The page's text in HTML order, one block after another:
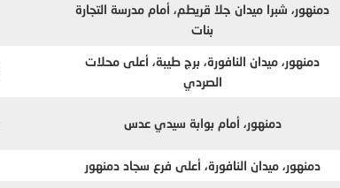
دمنهور، شبرا ميدان جلا قريطم، أمام مدرسة التجارة
بنات
دمنهور، ميدان النافورة، برج طيبة، أعلى محلات
الصردي
دمنهور، أمام بوابة سيدي عدس
دمنهور، ميدان النافورة، أعلى فرع سجاد دمنهور